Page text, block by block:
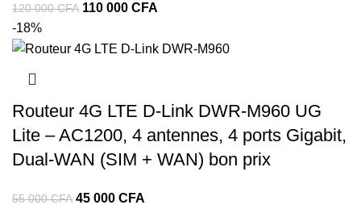
120 000CFA 110 000 CFA
-18%
Routeur 4G LTE D-Link DWR-M960 UG
Lite – AC1200, 4 antennes, 4 ports Gigabit,
Dual-WAN (SIM + WAN) bon prix
55 000CFA 45 000 CFA